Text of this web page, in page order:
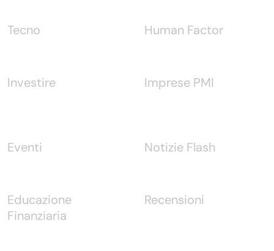
Tecno
Investire
Human Factor
Imprese PMI
Eventi
Educazione
Finanziaria
Notizie Flash
Recensioni